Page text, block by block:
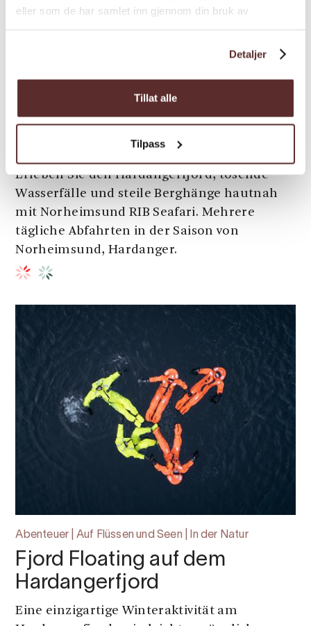
eller som de har samlet inn gjennom din bruk av
Detaljer
Tillat alle
Tilpass
Bootverleih/Bootfahrt | RIB | Familie
Norheimsund RIB Seafari
Erleben Sie den Hardangerfjord, tosende
Wasserfälle und steile Berghänge hautnah
mit Norheimsund RIB Seafari. Mehrere
tägliche Abfahrten in der Saison von
Norheimsund, Hardanger.
Abenteuer | Auf Flüssen und Seen | In der Natur
Fjord Floating auf dem
Hardangerfjord
Eine einzigartige Winteraktivität am